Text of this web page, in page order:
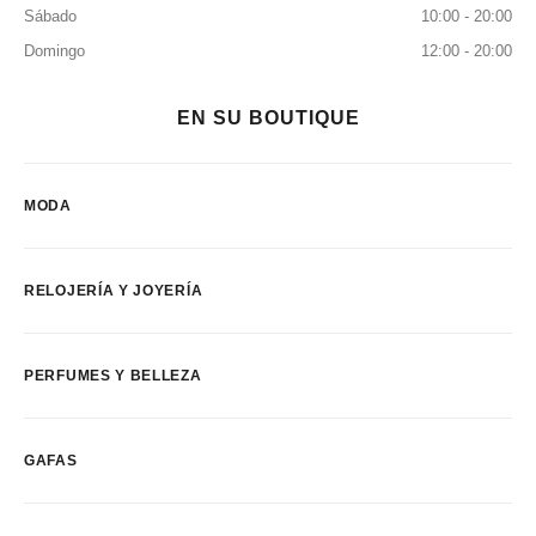
Sábado
10:00 - 20:00
Domingo
12:00 - 20:00
EN SU BOUTIQUE
MODA
RELOJERÍA Y JOYERÍA
PERFUMES Y BELLEZA
GAFAS